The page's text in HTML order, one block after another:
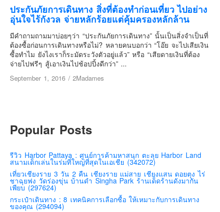
อิตาลี
ตุรกี-ตุรเคีย
เยอรมัน
ฝรั่งเศส
ออสเตรีย
สาธารณรัฐเช็ก
เบลเยี่ยม
โปรตุเกส
สเปน
โครเอเชีย
สโลเวเนีย
ประกันภัยการเดินทาง สิ่งที่ต้องทำก่อนเที่ยว ไปอย่าง
อุ่นใจไร้กังวล จ่ายหลักร้อยแต่คุ้มครองหลักล้าน
มีคำถามถามมาบ่อยๆว่า “ประกันภัยการเดินทาง” นั้นเป็นสิ่งจำเป็นที่
ต้องซื้อก่อนการเดินทางหรือไม่? หลายคนบอกว่า “โอ๊ย จะไปเสียเงิน
ซื้อทำไม ยังไงเราก็ระมัดระวังตัวอยู่แล้ว” หรือ “เสียดายเงินที่ต้อง
จ่ายไปฟรีๆ สู้เอาเงินไปช้อปปิ้งดีกว่า” ...
September 1, 2016 / 2Madames
Popular Posts
รีวิว Harbor Pattaya : ศูนย์การค้ามหาสนุก ตะลุย Harbor Land
สนามเด็กเล่นในร่มที่ใหญ่ที่สุดในเอเชีย (342072)
เที่ยวเชียงราย 3 วัน 2 คืน เชียงราย แม่สาย เชียงแสน ดอยตุง ไร่
ชาฉุยฟง วัดร่องขุ่น บ้านดำ Singha Park ร้านเด็ดร้านดังมากัน
เพียบ (297624)
กระเป๋าเดินทาง : 8 เทคนิคการเลือกซื้อ ให้เหมาะกับการเดินทาง
ของคุณ (294094)